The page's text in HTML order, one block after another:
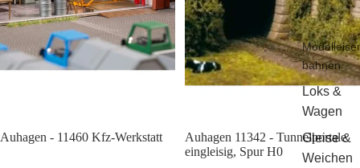
bahnen
Loks &
Wagen
Gleise &
Weichen
Sale
Auhagen - 11460 Kfz-Werkstatt
Auhagen 11342 - Tunnelportale
eingleisig, Spur H0